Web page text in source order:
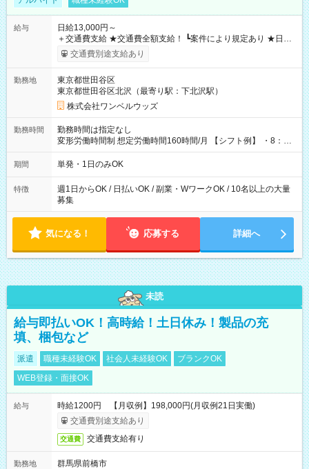
給与
日給13,000円～
＋交通費支給 ★交通費全額支給！ ┗案件により規定あり ★日払
いOK！（規定あり） ┗働いたその日に現金GET♪ お仕事後はコ
ンビニATMから 日払い分を引き落とせます！ 【試用期間】試
交通費別途支給あり
勤務地
東京都世田谷区
東京都世田谷区北沢（最寄り駅：下北沢駅）
株式会社ワンベルウッズ
勤務時間
勤務時間は指定なし
変形労働時間制 想定労働時間160時間/月 【シフト例】 ・8：00
～21：00
期間 単発・1日のみOK
特徴
週1日からOK / 日払いOK / 副業・WワークOK / 10名以上の大量
募集
気になる！ 応募する 詳細へ
未読
給与即払いOK！高時給！土日休み！製品の充
填、梱包など
派遣 職種未経験OK 社会人未経験OK
ブランクOK
WEB登録・面接OK
給与
時給1200円 【月収例】198,000円(月収例21日実働)
交通費別途支給あり
交通費 交通費支給有り
勤務地
群馬県前橋市